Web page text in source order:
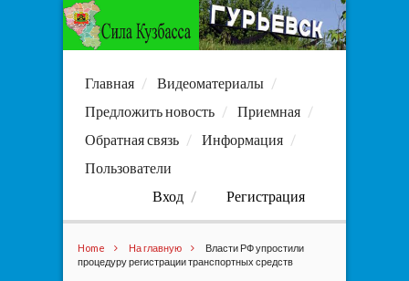
Главная
Видеоматериалы
Предложить новость
Приемная
Обратная связь
Информация
Пользователи
Вход
Регистрация
Home На главную
Власти РФ упростили
процедуру регистрации транспортных средств